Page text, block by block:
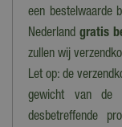
een bestelwaarde
Nederland gratis
zullen wij
Let op: de
gewicht van de
desbetreffende